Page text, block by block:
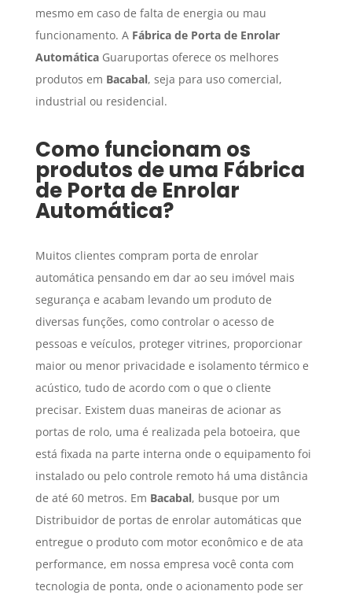
mesmo em caso de falta de energia ou mau
funcionamento. A Fábrica de Porta de Enrolar
AutomáticaGuaruportas oferece os melhores
produtos em Bacabal, seja para uso comercial,
industrial ou residencial.
Como funcionam os
produtos de uma Fábrica
de Porta de Enrolar
Automática?
Muitos clientes compram porta de enrolar
automática pensando em dar ao seu imóvel mais
segurança e acabam levando um produto de
diversas funções, como controlar o acesso de
pessoas e veículos, proteger vitrines, proporcionar
maior ou menor privacidade e isolamento térmico e
acústico, tudo de acordo com o que o cliente
precisar. Existem duas maneiras de acionar as
portas de rolo, uma é realizada pela botoeira, que
está fixada na parte interna onde o equipamento foi
instalado ou pelo controle remoto há uma distância
de até 60 metros. Em Bacabal, busque por um
Distribuidor de portas de enrolar automáticas que
entregue o produto com motor econômico e de ata
performance, em nossa empresa você conta com
tecnologia de ponta, onde o acionamento pode ser